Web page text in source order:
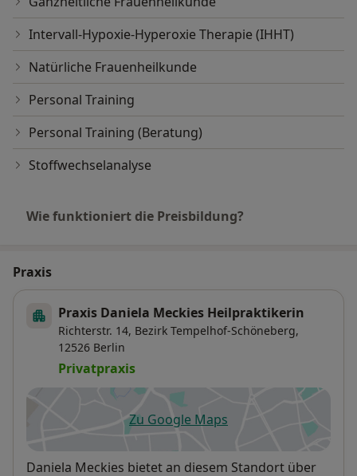
Intervall-Hypoxie-Hyperoxie Therapie (IHHT)
Natürliche Frauenheilkunde
Personal Training
Personal Training (Beratung)
Stoffwechselanalyse
Wie funktioniert die Preisbildung?
Praxis
Praxis Daniela Meckies Heilpraktikerin
Richterstr. 14, Bezirk Tempelhof-Schöneberg,
12526 Berlin
Privatpraxis
Zu Google Mapsöffnet in einer neuen
Verfügbarkeit
Daniela Meckies bietet an diesem Standort über